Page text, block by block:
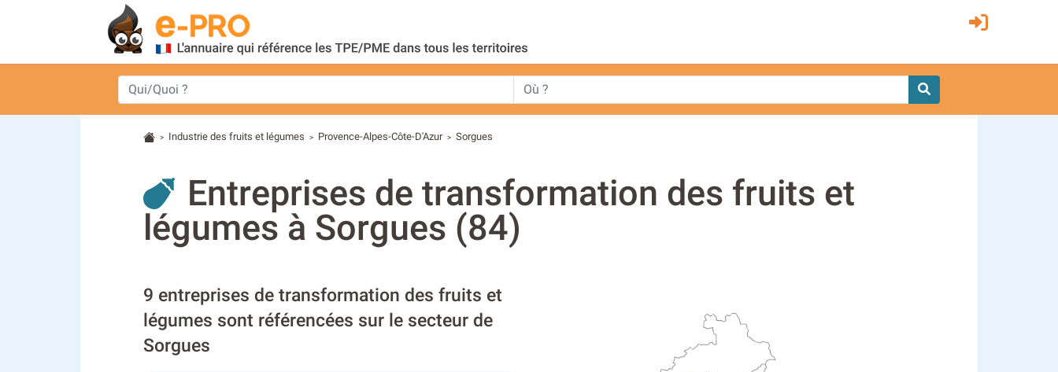
> Industrie des fruits et légumes > Provence-Alpes-Côte-D'Azur > Sorgues
Entreprises de transformation des fruits et
légumes à Sorgues (84)
9 entreprises de transformation des fruits et
légumes sont référencées sur le secteur de
Sorgues